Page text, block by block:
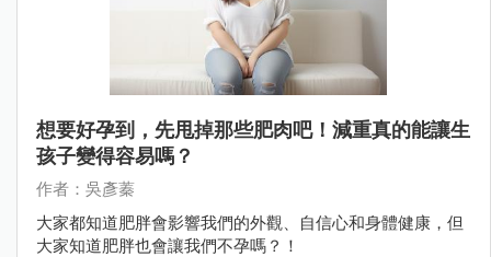
想要好孕到，先甩掉那些肥肉吧！減重真的能讓生
孩子變得容易嗎？
作者：吳彥蓁
大家都知道肥胖會影響我們的外觀、自信心和身體健康，但
大家知道肥胖也會讓我們不孕嗎？！